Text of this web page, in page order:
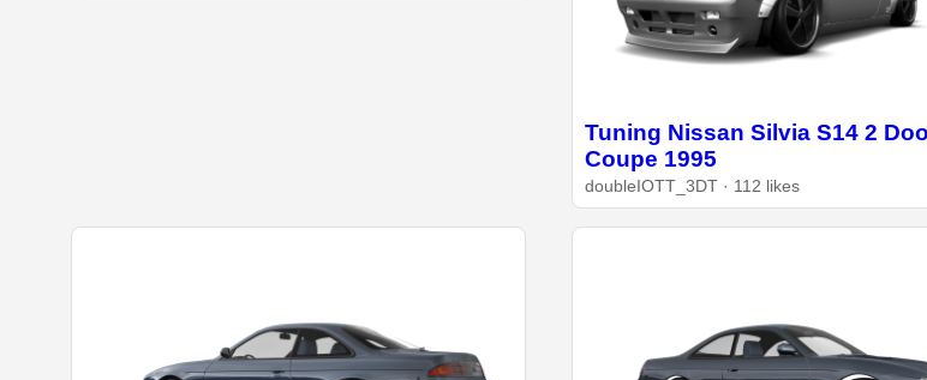
Tuning Nissan Silvia S14 2
Coupe 1995
doubleIOTT_3DT · 112 likes